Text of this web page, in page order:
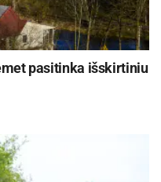
pasitinka išskirtiniu